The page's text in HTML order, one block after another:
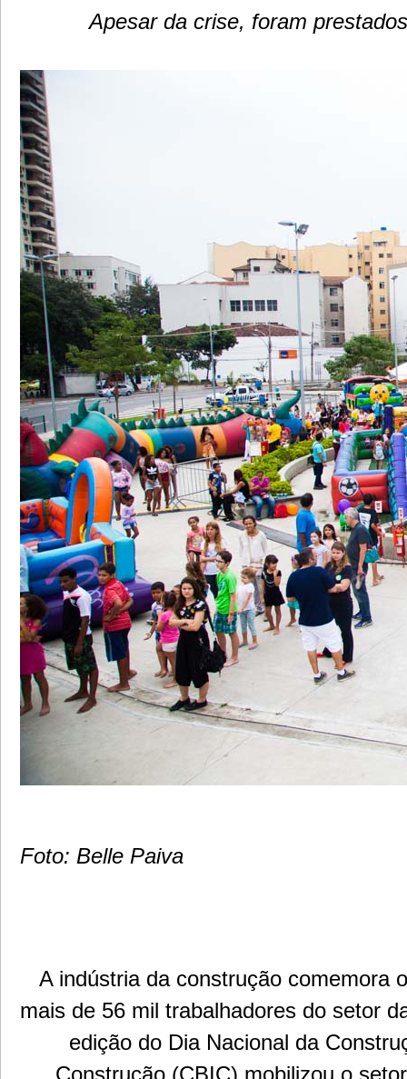
Apesar da crise, foram
Foto: Belle Paiva
A indústria da construção comemora
mais de 56 mil trabalhadores do setor
edição do Dia Nacional da
Construção (CBIC) mobilizou o